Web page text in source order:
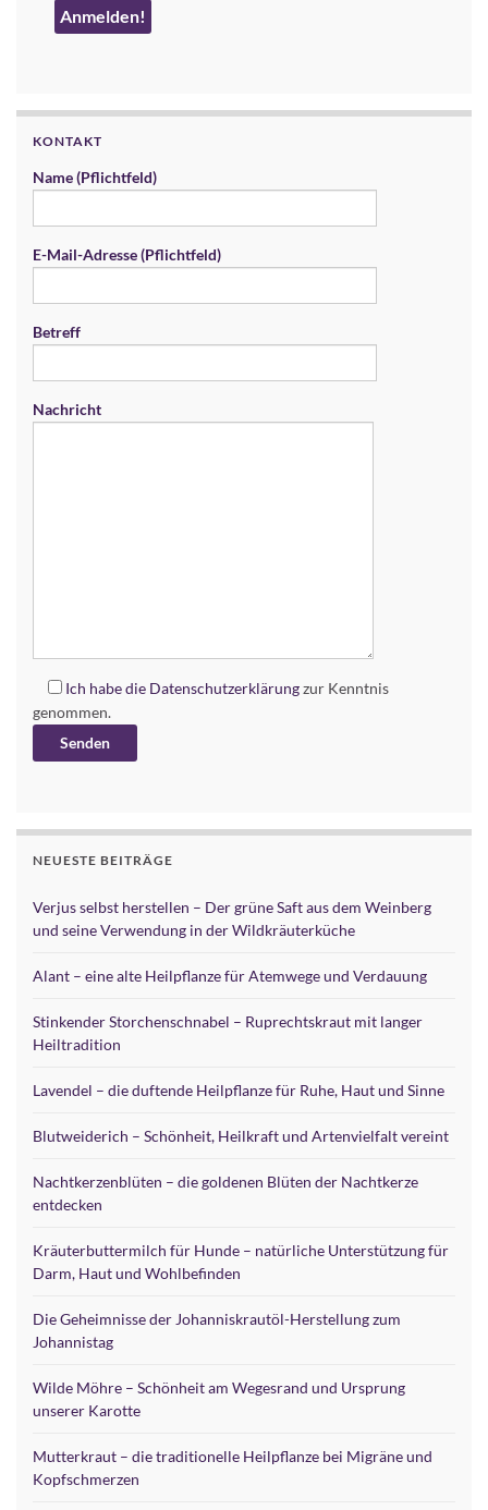
KONTAKT
Name (Pflichtfeld)
E-Mail-Adresse (Pflichtfeld)
Betreff
Nachricht
Ich habe die Datenschutzerklärungzur Kenntnis
genommen.
NEUESTE BEITRÄGE
Verjus selbst herstellen – Der grüne Saft aus dem Weinberg
und seine Verwendung in der Wildkräuterküche
Alant – eine alte Heilpflanze für Atemwege und Verdauung
Stinkender Storchenschnabel – Ruprechtskraut mit langer
Heiltradition
Lavendel – die duftende Heilpflanze für Ruhe, Haut und Sinne
Blutweiderich – Schönheit, Heilkraft und Artenvielfalt vereint
Nachtkerzenblüten – die goldenen Blüten der Nachtkerze
entdecken
Kräuterbuttermilch für Hunde – natürliche Unterstützung für
Darm, Haut und Wohlbefinden
Die Geheimnisse der Johanniskrautöl-Herstellung zum
Johannistag
Wilde Möhre – Schönheit am Wegesrand und Ursprung
unserer Karotte
Mutterkraut – die traditionelle Heilpflanze bei Migräne und
Kopfschmerzen